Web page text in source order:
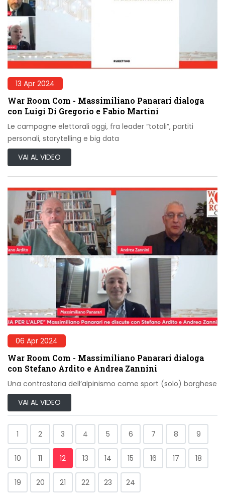
13 Apr 2024
War Room Com - Massimiliano Panarari dialoga
con Luigi Di Gregorio e Fabio Martini
Le campagne elettorali oggi, fra leader “totali”, partiti
personali, storytelling e big data
VAI AL VIDEO
06 Apr 2024
War Room Com - Massimiliano Panarari dialoga
con Stefano Ardito e Andrea Zannini
Una controstoria dell’alpinismo come sport (solo) borghese
VAI AL VIDEO
1 2 3 4 5 6 7 8 9
10 11 12 13 14 15 16 17 18
19 20 21 22 23 24